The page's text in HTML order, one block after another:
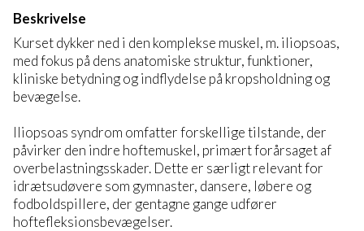
Beskrivelse
Kurset dykker ned i den komplekse muskel, m. iliopsoas,
med fokus på dens anatomiske struktur, funktioner,
kliniske betydning og indflydelse på kropsholdning og
bevægelse.
Iliopsoas syndrom omfatter forskellige tilstande, der
påvirker den indre hoftemuskel, primært forårsaget af
overbelastningsskader. Dette er særligt relevant for
idrætsudøvere som gymnaster, dansere, løbere og
fodboldspillere, der gentagne gange udfører
hoftefleksionsbevægelser.